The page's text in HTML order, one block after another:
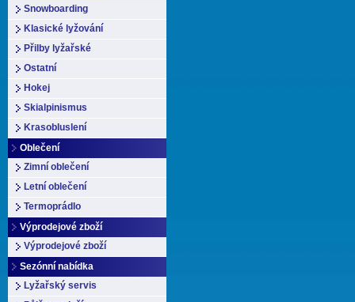
Snowboarding
Klasické lyžování
Přilby lyžařské
Ostatní
Hokej
Skialpinismus
Krasobluslení
Oblečení
Zimní oblečení
Letní oblečení
Termoprádlo
Výprodejové zboží
Výprodejové zboží
Sezónní nabídka
Lyžařský servis